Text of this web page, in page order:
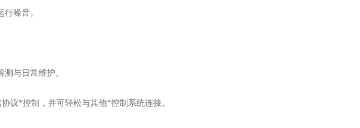
噪音。
与日常维护。
议*控制，并可轻松与其他*控制系统连接。